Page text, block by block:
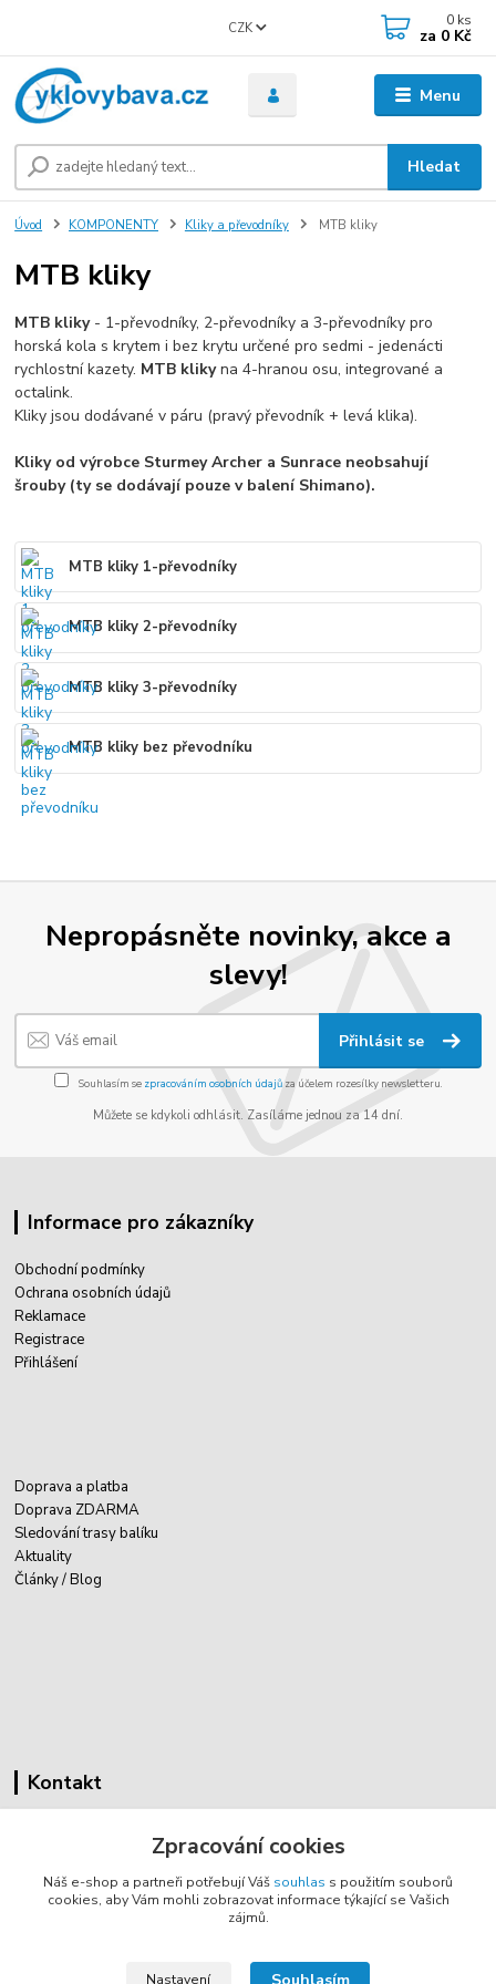
Menu
CZK
Hledat
0 ks
za 0 Kč
Úvod KOMPONENTY Kliky a převodníky MTB kliky
MTB kliky
MTB kliky- 1-převodníky, 2-převodníky a 3-převodníky pro
horská kola s krytem i bez krytu určené pro sedmi - jedenácti
rychlostní kazety. MTB klikyna 4-hranou osu, integrované a
octalink.
Kliky jsou dodávané v páru (pravý převodník + levá klika).
Kliky od výrobce Sturmey Archer a Sunrace neobsahují
šrouby (ty se dodávají pouze v balení Shimano).
MTB kliky 1-převodníky
MTB kliky 2-převodníky
MTB kliky 3-převodníky
MTB kliky bez převodníku
Nepropásněte novinky, akce a
slevy!
Přihlásit se
Souhlasím se zpracováním osobních údajůza účelem rozesílky newsletteru.
Můžete se kdykoli odhlásit. Zasíláme jednou za 14 dní.
Informace pro zákazníky
Obchodní podmínky
Ochrana osobních údajů
Reklamace
Registrace
Přihlášení
Doprava a platba
Doprava ZDARMA
Sledování trasy balíku
Aktuality
Články / Blog
Kontakt
Zákostelí 83
783 44 Náměšť na Hané
Zpracování cookies
Náš e-shop a partneři potřebují Váš souhlas s použitím souborů
cookies, aby Vám mohli zobrazovat informace týkající se Vašich
zájmů.
Nastavení